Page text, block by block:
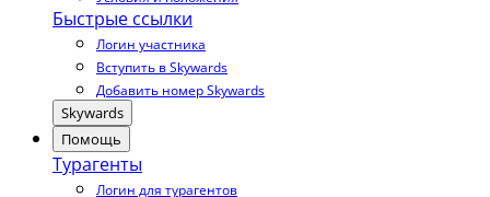
Быстрые ссылки
Логин участника
Вступить в Skywards
Добавить номер Skywards
Skywards
Помощь
Турагенты
Логин для турагентов